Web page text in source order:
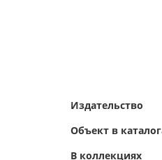
Издательство
Объект в
В коллекциях